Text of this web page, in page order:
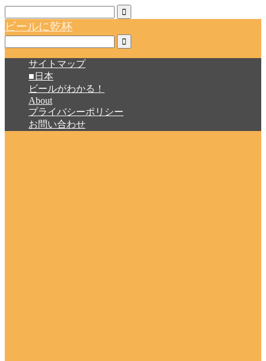
ビールに乾杯
サイトマップ
■日本
ビールがわかる！
About
プライバシーポリシー
お問い合わせ